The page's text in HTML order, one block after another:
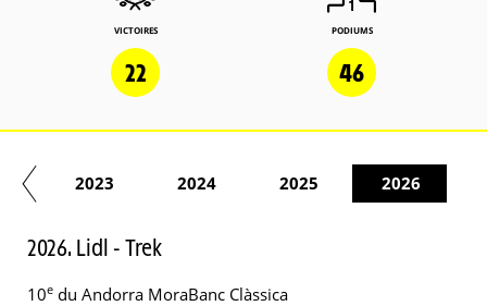
VICTOIRES
22
PODIUMS
46
2023 2024 2025 2026
2026. Lidl - Trek
10e du Andorra MoraBanc Clàssica